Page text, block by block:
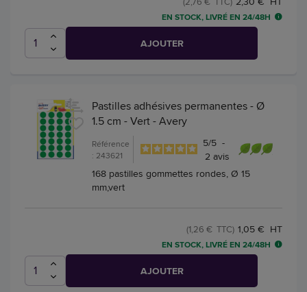
EN STOCK, LIVRÉ EN 24/48H
AJOUTER
Pastilles adhésives permanentes - Ø
1.5 cm - Vert - Avery
Référence
: 243621
5/5 -
2 avis
168 pastilles gommettes rondes, Ø 15
mm,vert
1,05 € HT
(1,26 € TTC)
EN STOCK, LIVRÉ EN 24/48H
AJOUTER